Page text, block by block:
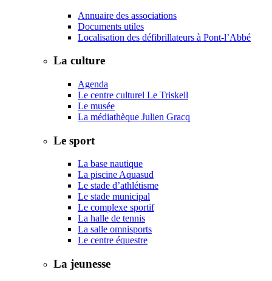
Annuaire des associations
Documents utiles
Localisation des défibrillateurs à Pont-l’Abbé
La culture
Agenda
Le centre culturel Le Triskell
Le musée
La médiathèque Julien Gracq
Le sport
La base nautique
La piscine Aquasud
Le stade d’athlétisme
Le stade municipal
Le complexe sportif
La halle de tennis
La salle omnisports
Le centre équestre
La jeunesse